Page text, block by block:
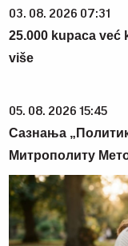
03. 08. 2026 07:31
25.000 kupaca već
više
05. 08. 2026 15:45
Сазнања
Митрополиту